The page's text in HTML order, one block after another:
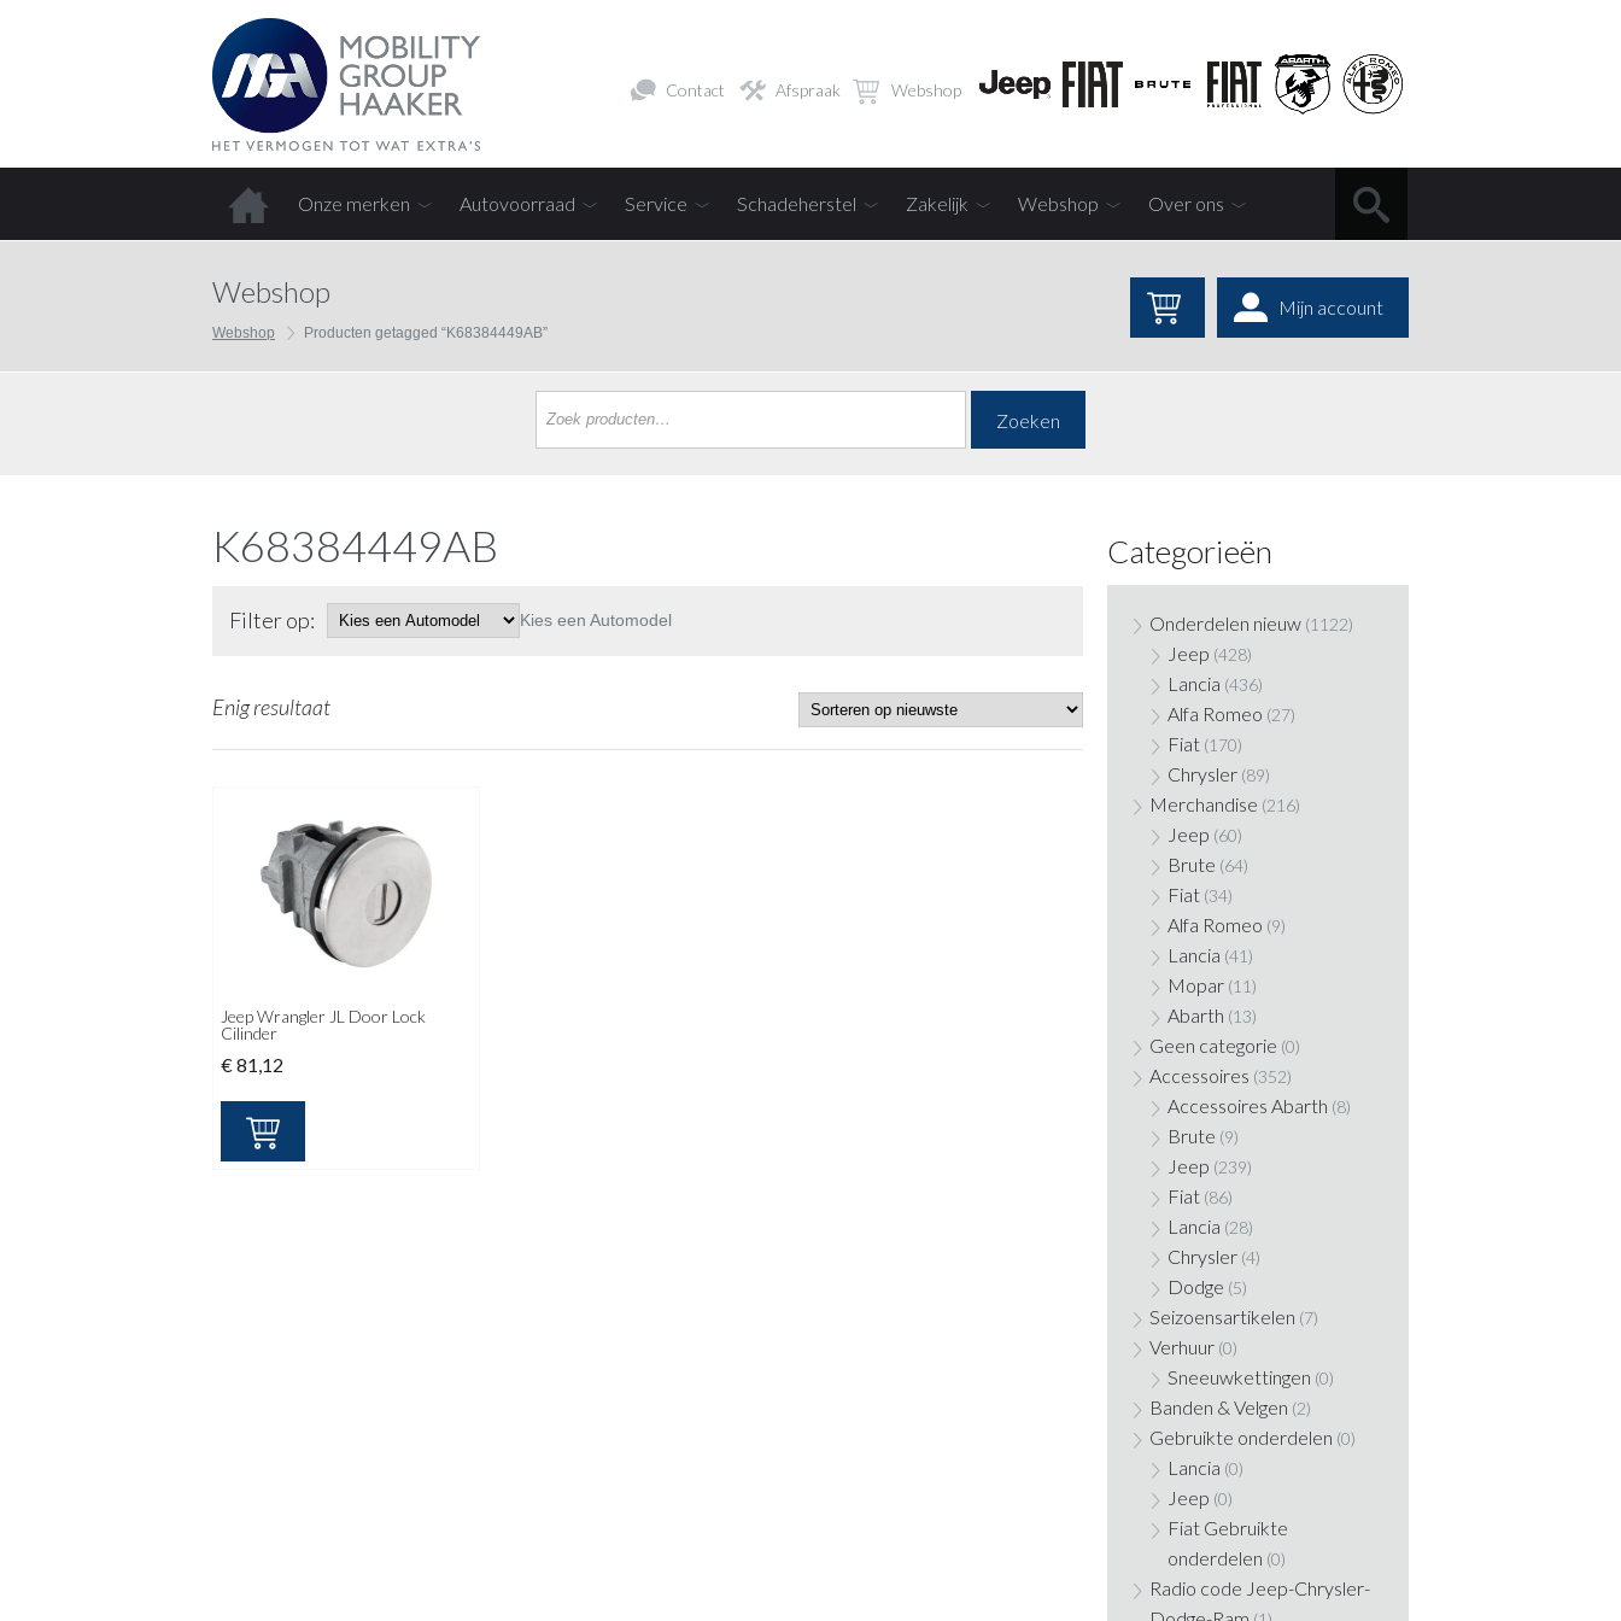
Contact Afspraak Webshop
Onze merken Autovoorraad Service Schadeherstel Zakelijk Webshop Over ons
Webshop
Webshop Producten getagged “K68384449AB”
Mijn account
Zoeken
K68384449AB
Filter op: Kies een Automodel
Enig resultaat
Jeep Wrangler JL Door Lock
Cilinder
€81,12
Categorieën
Onderdelen nieuw (1122)
Jeep (428)
Lancia (436)
Alfa Romeo (27)
Fiat (170)
Chrysler (89)
Merchandise (216)
Jeep (60)
Brute (64)
Fiat (34)
Alfa Romeo (9)
Lancia (41)
Mopar (11)
Abarth (13)
Geen categorie (0)
Accessoires (352)
Accessoires Abarth (8)
Brute (9)
Jeep (239)
Fiat (86)
Lancia (28)
Chrysler (4)
Dodge (5)
Seizoensartikelen (7)
Verhuur (0)
Sneeuwkettingen (0)
Banden & Velgen (2)
Gebruikte onderdelen (0)
Lancia (0)
Jeep (0)
Fiat Gebruikte
onderdelen (0)
Radio code Jeep-Chrysler-